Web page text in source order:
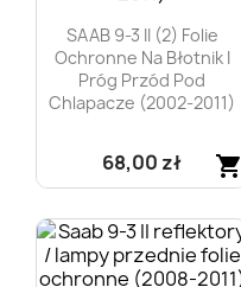
SAAB 9-3 II (2) Folie
Ochronne Na Błotnik I
Próg Przód Pod
Chlapacze (2002-2011)
shopping_cart
68,00 zł
Szybki podgląd